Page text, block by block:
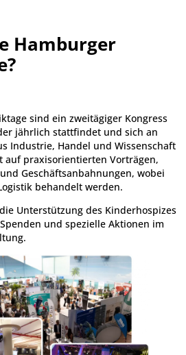
Hamburger
sind ein zweitägiger Kongress
jährlich stattfindet und sich an
Industrie, Handel und Wissenschaft
auf praxisorientierten Vorträgen,
Geschäftsanbahnungen, wobei
behandelt werden.
Unterstützung des Kinderhospizes
und spezielle Aktionen im